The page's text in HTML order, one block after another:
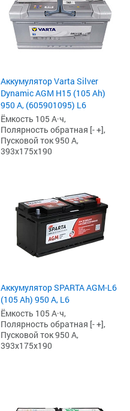
Аккумулятор Varta Silver
Dynamic AGM H15 (105 Ah)
950 А, (605901095) L6
Ёмкость 105 А·ч,
Полярность обратная [- +],
Пусковой ток 950 А,
393x175x190
Аккумулятор SPARTA AGM-L6
(105 Ah) 950 А, L6
Ёмкость 105 А·ч,
Полярность обратная [- +],
Пусковой ток 950 А,
393x175x190